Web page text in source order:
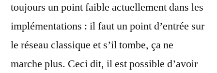
toujours un point faible actuellement dans les
implémentations : il faut un point d’entrée sur
le réseau classique et s’il tombe, ça ne
marche plus. Ceci dit, il est possible d’avoir